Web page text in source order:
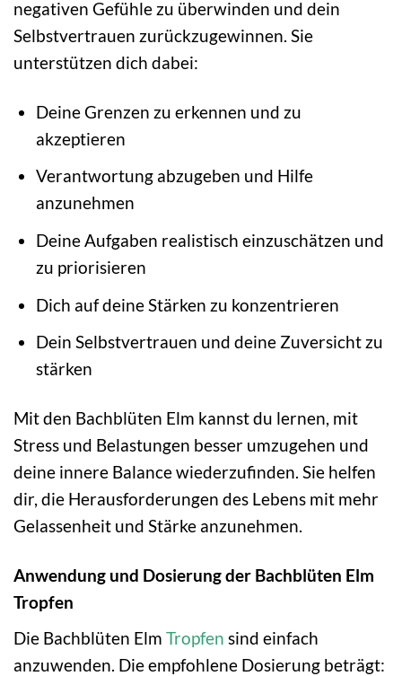
negativen Gefühle zu überwinden und dein
Selbstvertrauen zurückzugewinnen. Sie
unterstützen dich dabei:
Deine Grenzen zu erkennen und zu
akzeptieren
Verantwortung abzugeben und Hilfe
anzunehmen
Deine Aufgaben realistisch einzuschätzen und
zu priorisieren
Dich auf deine Stärken zu konzentrieren
Dein Selbstvertrauen und deine Zuversicht zu
stärken
Mit den Bachblüten Elm kannst du lernen, mit
Stress und Belastungen besser umzugehen und
deine innere Balance wiederzufinden. Sie helfen
dir, die Herausforderungen des Lebens mit mehr
Gelassenheit und Stärke anzunehmen.
Anwendung und Dosierung der Bachblüten Elm
Tropfen
Die Bachblüten Elm Tropfen sind einfach
anzuwenden. Die empfohlene Dosierung beträgt: